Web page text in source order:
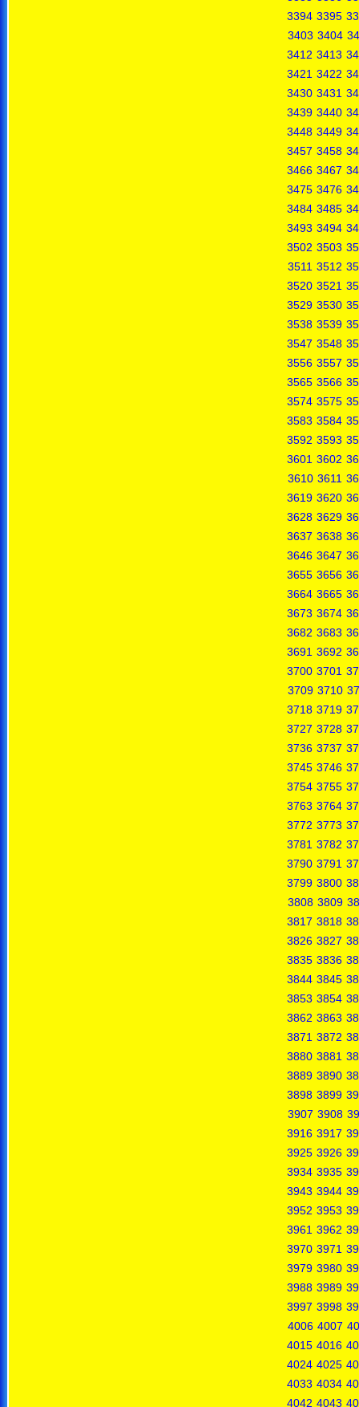
3394 3395
3403 3404
3412 3413
3421 3422
3430 3431
3439 3440
3448 3449
3457 3458
3466 3467
3475 3476
3484 3485
3493 3494
3502 3503
3511 3512
3520 3521
3529 3530
3538 3539
3547 3548
3556 3557
3565 3566
3574 3575
3583 3584
3592 3593
3601 3602
3610 3611
3619 3620
3628 3629
3637 3638
3646 3647
3655 3656
3664 3665
3673 3674
3682 3683
3691 3692
3700 3701
3709 3710
3718 3719
3727 3728
3736 3737
3745 3746
3754 3755
3763 3764
3772 3773
3781 3782
3790 3791
3799 3800
3808 3809
3817 3818
3826 3827
3835 3836
3844 3845
3853 3854
3862 3863
3871 3872
3880 3881
3889 3890
3898 3899
3907 3908
3916 3917
3925 3926
3934 3935
3943 3944
3952 3953
3961 3962
3970 3971
3979 3980
3988 3989
3997 3998
4006 4007
4015 4016
4024 4025
4033 4034
4042 4043